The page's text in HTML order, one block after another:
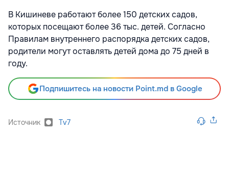
В Кишиневе работают более 150 детских садов,
которых посещают более 36 тыс. детей. Согласно
Правилам внутреннего распорядка детских садов,
родители могут оставлять детей дома до 75 дней в
году.
Подпишитесь на новости Point.md в Google
Источник Tv7